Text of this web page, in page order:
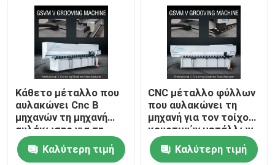
Κάθετο μέταλλο που
αυλακώνει Cnc Β
μηχανών τη μηχανή
αυλάκωσης για τη
διακόσμηση 1250mm
Καλύτερη τιμή
CNC μέταλλο φύλλων
που αυλακώνει τη
μηχανή για τον τοίχο
κουρτινών μετάλλων
Β μηχανή 1240 Groover
Καλύτερη τιμή